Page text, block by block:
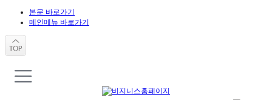
본문 바로가기
메인메뉴 바로가기